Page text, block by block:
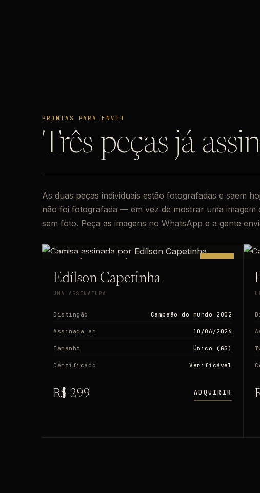
PRONTAS PARA ENVIO
Três peças já
As duas peças individuais estão fotografadas e saem
não foi fotografada — em vez de mostrar uma imagem
sem foto. Peça as imagens no WhatsApp e a gente
SÉRIE [BR26-XXXXXX] PRONTA
Edílson Capetinha
UMA ASSINATURA
Distinção Campeão do mundo 2002
Assinada em 10/06/2026
Tamanho Único (GG)
Certificado Verificável
R$ 299 ADQUIRIR